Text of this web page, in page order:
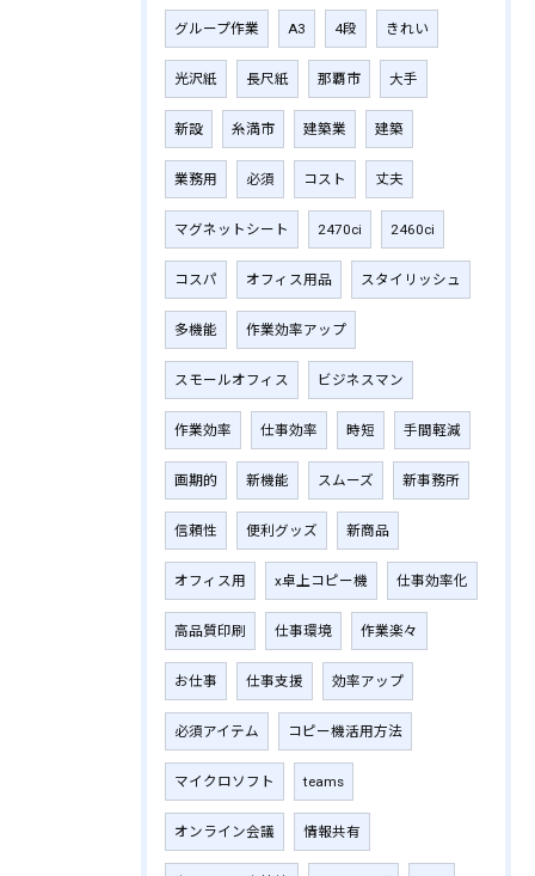
グループ作業 A3 4段 きれい
光沢紙 長尺紙 那覇市 大手
新設 糸満市 建築業 建築
業務用 必須 コスト 丈夫
マグネットシート 2470ci 2460ci
コスパ オフィス用品 スタイリッシュ
多機能 作業効率アップ
スモールオフィス ビジネスマン
作業効率 仕事効率 時短 手間軽減
画期的 新機能 スムーズ 新事務所
信頼性 便利グッズ 新商品
オフィス用 x卓上コピー機 仕事効率化
高品質印刷 仕事環境 作業楽々
お仕事 仕事支援 効率アップ
必須アイテム コピー機活用方法
マイクロソフト teams
オンライン会議 情報共有